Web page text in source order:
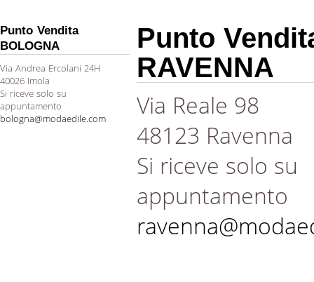
Punto Vendita
BOLOGNA
Via Andrea Ercolani 24H
40026 Imola
Si riceve solo su
appuntamento
bologna@modaedile.com
Punto
RAVENNA
Via Reale 98
48123 Ravenna
Si riceve solo su
appuntamento